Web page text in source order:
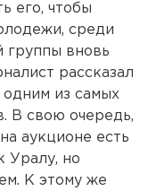
его, чтобы
среди
группы вновь
рассказал
одним из самых
В свою очередь,
аукционе есть
Уралу, но
К этому же